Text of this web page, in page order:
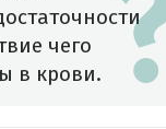
чего
в крови.